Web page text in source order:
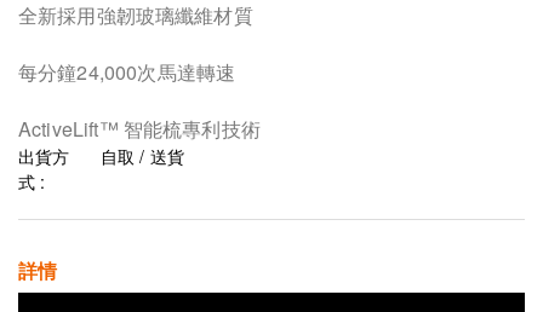
全新採用強韌玻璃纖維材質
每分鐘24,000次馬達轉速
ActiveLift™ 智能梳專利技術
出貨方
式 :
自取 / 送貨
詳情